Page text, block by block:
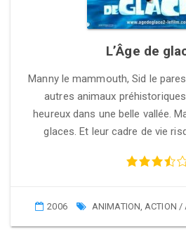
L’Âge de
Manny le mammouth, Sid le
autres animaux
heureux dans une belle vallée.
glaces. Et leur cadre de vie
2006 ANIMATION,ACTION /